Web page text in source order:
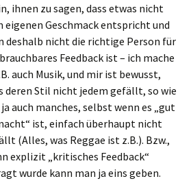
ihnen zu sagen, dass etwas nicht
eigenen Geschmack entspricht und
deshalb nicht die richtige Person für
Feedback ist – ich mache
auch Musik, und mir ist bewusst,
deren Stil nicht jedem gefällt, so wie
auch manches, selbst wenn es „gut
ist, einfach überhaupt nicht
(Alles, was Reggae ist z.B.). Bzw.,
explizit „kritisches Feedback“
wurde kann man ja eins geben.